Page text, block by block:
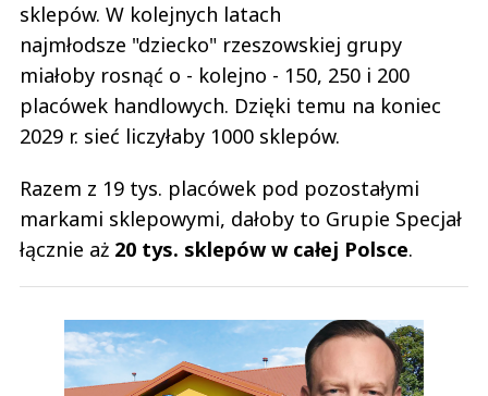
sklepów. W kolejnych latach
najmłodsze "dziecko" rzeszowskiej grupy
miałoby rosnąć o - kolejno - 150, 250 i 200
placówek handlowych. Dzięki temu na koniec
2029 r. sieć liczyłaby 1000 sklepów.
Razem z 19 tys. placówek pod pozostałymi
markami sklepowymi, dałoby to Grupie Specjał
łącznie aż 20 tys. sklepów w całej Polsce.